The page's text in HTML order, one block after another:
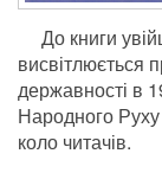
До книги
висвітлюється
державності в
Народного
коло читачів.